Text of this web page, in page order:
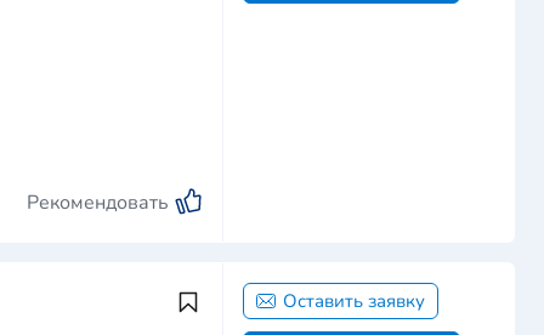
Рекомендовать
Оставить заявку